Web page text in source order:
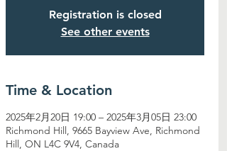
Registration is closed
See other events
Time & Location
2025年2月20日 19:00 – 2025年3月05日 23:00
Richmond Hill, 9665 Bayview Ave, Richmond
Hill, ON L4C 9V4, Canada